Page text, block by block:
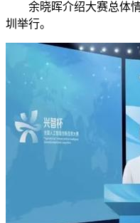
余晓晖介绍大赛总体情
圳举行。